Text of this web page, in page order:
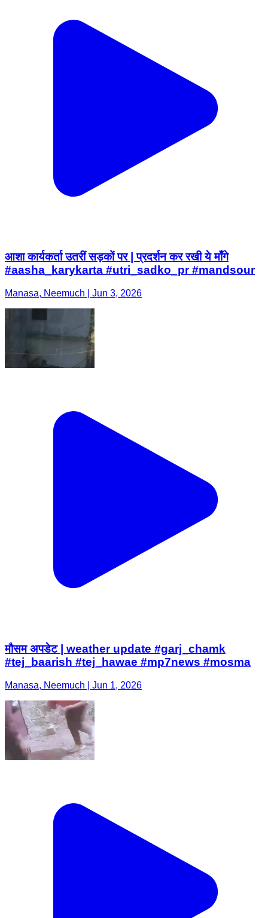
आशा कार्यकर्ता उतरीं सड़कों पर | प्रदर्शन कर रखी ये माँगे
#aasha_karykarta #utri_sadko_pr #mandsour
Manasa, Neemuch | Jun 3, 2026
मौसम अपडेट | weather update #garj_chamk
#tej_baarish #tej_hawae #mp7news #mosma
Manasa, Neemuch | Jun 1, 2026